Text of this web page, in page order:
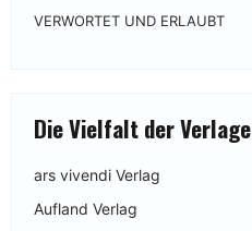
VERWORTET UND ERLAUBT
Die Vielfalt der Verlage
ars vivendi Verlag
Aufland Verlag